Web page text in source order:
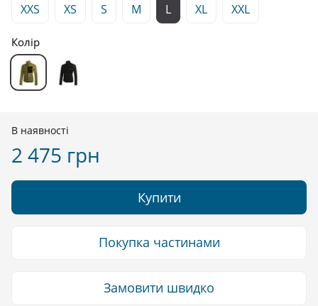
XXS XS S M L XL XXL
Колір
В наявності
2 475 грн
Купити
Покупка частинами
Замовити швидко